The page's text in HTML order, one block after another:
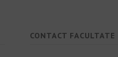
CONTACT FACULTATE